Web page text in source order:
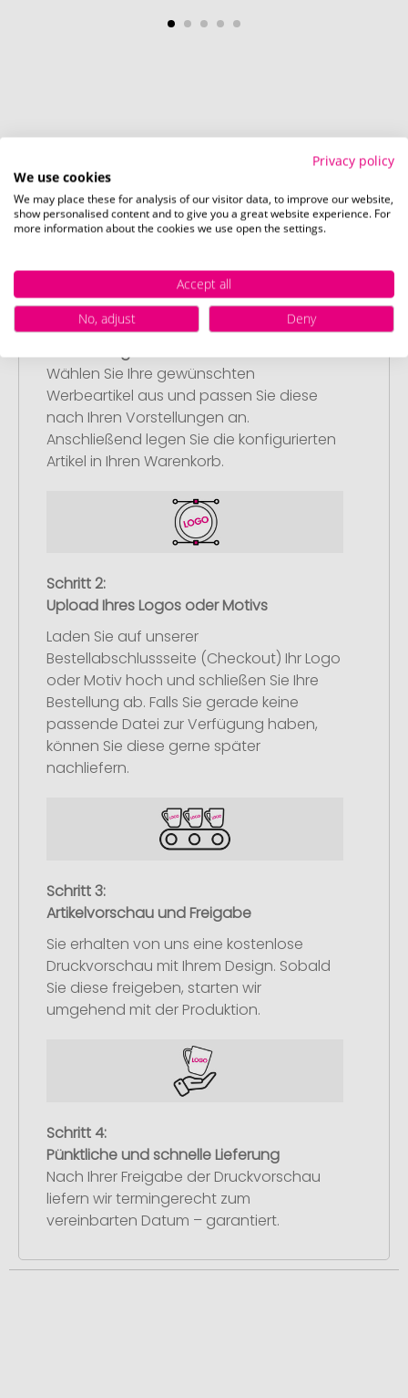
So einfach bestellen Sie Ihre Werbeartikel bei
Schritt 1:
Artikelkonfiguration
Wählen Sie Ihre gewünschten
Werbeartikel aus und passen Sie diese
nach Ihren Vorstellungen an.
Anschließend legen Sie die konfigurierten
Artikel in Ihren Warenkorb.
Schritt 2:
Upload Ihres Logos oder Motivs
Laden Sie auf unserer
Bestellabschlussseite (Checkout) Ihr Logo
oder Motiv hoch und schließen Sie Ihre
Bestellung ab. Falls Sie gerade keine
passende Datei zur Verfügung haben,
können Sie diese gerne später
nachliefern.
Schritt 3:
Artikelvorschau und Freigabe
Sie erhalten von uns eine kostenlose
Druckvorschau mit Ihrem Design. Sobald
Sie diese freigeben, starten wir
umgehend mit der Produktion.
Schritt 4:
Pünktliche und schnelle Lieferung
Nach Ihrer Freigabe der Druckvorschau
liefern wir termingerecht zum
vereinbarten Datum – garantiert.
Privacy policy
We use cookies
We may place these for analysis of our visitor data, to improve our website,
show personalised content and to give you a great website experience. For
more information about the cookies we use open the settings.
Accept all
No, adjust
Deny